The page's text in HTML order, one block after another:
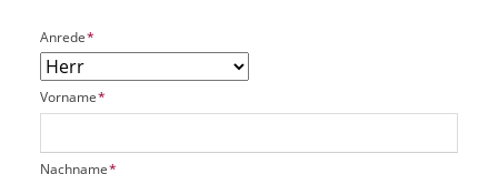
k
P
t
P
f
l
i
c
t
Anrede*
P
f
i
Vorname*
P
Nachname*